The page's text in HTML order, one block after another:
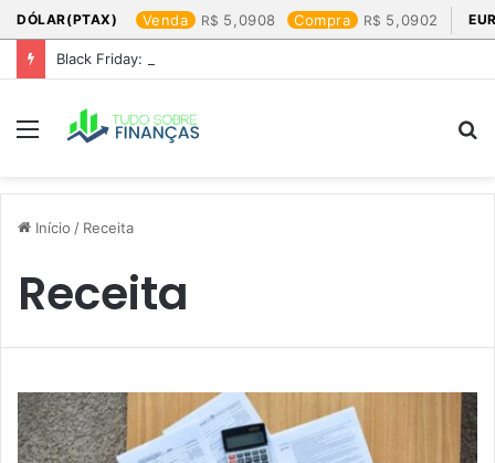
DÓLAR(PTAX) Venda 5,0908 Compra 5,0902
Black Friday: os produtos que mais valem a pena
Menu
Início / Receita
Receita